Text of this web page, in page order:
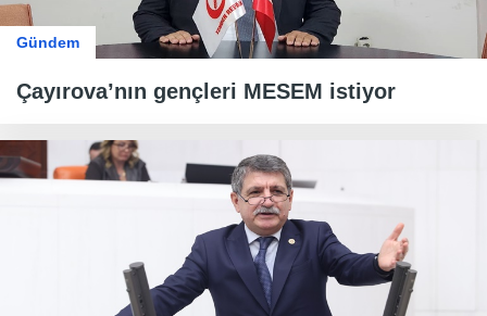
Gündem
Çayırova’nın gençleri MESEM istiyor